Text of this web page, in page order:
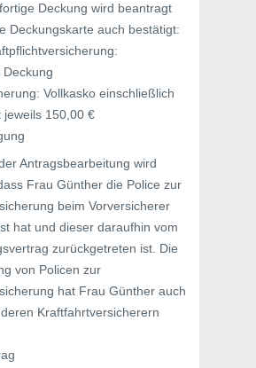
Deckung wird beantragt
Deckungskarte auch bestätigt:
Vollkasko einschließlich
jeweils 150,00 €
Antragsbearbeitung wird
Frau Günther die Police zur
beim Vorversicherer
hat und dieser daraufhin vom
zurückgetreten ist. Die
von Policen zur
hat Frau Günther auch
Kraftfahrtversicherern